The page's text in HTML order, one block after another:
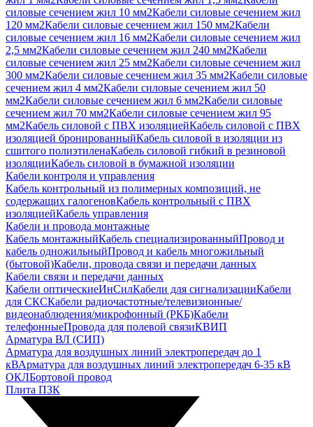
силовые сечением жил 10 мм2Кабели силовые сечением жил
120 мм2Кабели силовые сечением жил 150 мм2Кабели
силовые сечением жил 16 мм2Кабели силовые сечением жил
2,5 мм2Кабели силовые сечением жил 240 мм2Кабели
силовые сечением жил 25 мм2Кабели силовые сечением жил
300 мм2Кабели силовые сечением жил 35 мм2Кабели силовые
сечением жил 4 мм2Кабели силовые сечением жил 50
мм2Кабели силовые сечением жил 6 мм2Кабели силовые
сечением жил 70 мм2Кабели силовые сечением жил 95
мм2Кабель силовой с ПВХ изоляциейКабель силовой с ПВХ
изоляцией бронированныйКабель силовой в изоляции из
сшитого полиэтиленаКабель силовой гибкий в резиновой
изоляцииКабель силовой в бумажной изоляции
Кабели контроля и управления
Кабель контрольный из полимерных композиций, не
содержащих галогеновКабель контрольный с ПВХ
изоляциейКабель управления
Кабели и провода монтажные
Кабель монтажныйКабель специализированныйПровод и
кабель одножильныйПровод и кабель многожильный
(бытовой)Кабели, провода связи и передачи данных
Кабели связи и передачи данных
Кабели оптическиеИнСилКабели для сигнализацииКабели
для СКСКабели радиочастотные/телевизионные/
видеонаблюдения/микрофонный (РКБ)Кабели
телефонныеПровода для полевой связиКВИП
Арматура ВЛ (СИП)
Арматура для воздушных линий электропередач до 1
кВАрматура для воздушных линий электропередач 6-35 кВ
ОКЛБортовой провод
Плита ПЗК